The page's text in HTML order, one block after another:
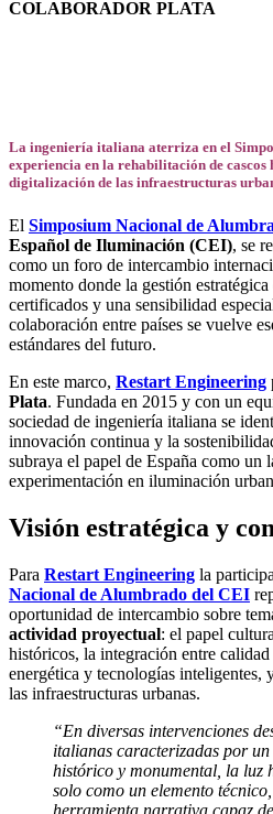
COLABORADOR PLATA
La ingeniería italiana aterriza en el
experiencia en la rehabilitación de cascos
digitalización de las infraestructuras
El Simposium Nacional de
Español de Iluminación (CEI), se
como un foro de intercambio
momento donde la gestión
certificados y una sensibilidad
colaboración entre países se vuelve
estándares del futuro.
En este marco, Restart Engineering
Plata. Fundada en 2015 y con un
sociedad de ingeniería italiana se
innovación continua y la
subraya el papel de España como un
experimentación en iluminación
Visión estratégica y
Para Restart Engineering la
Nacional de Alumbrado del CEI
oportunidad de intercambio sobre
actividad proyectual: el papel
históricos, la integración entre
energética y tecnologías inteligentes,
las infraestructuras urbanas.
“En diversas intervenciones
italianas caracterizadas por
histórico y monumental, la luz
solo como un elemento